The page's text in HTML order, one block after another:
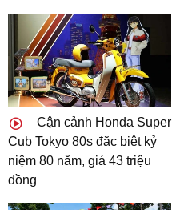
Cận cảnh Honda Super
Cub Tokyo 80s đặc biệt kỷ
niệm 80 năm, giá 43 triệu
đồng